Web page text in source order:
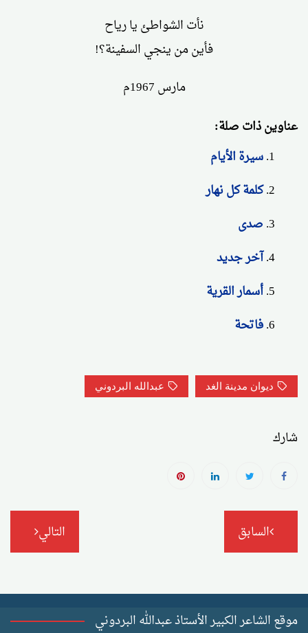
نأت الشواطئ يا رياح
فأين من ينجي السفينة؟!
مارس 1967م
عناوين ذات صلة:
سيرة الأيام
كلمة كل نهار
صدى
آخر جديد
أسمار القرية
فاتحة
ديوان مدينة الغد عبدالله البردوني
شارك
تصفّح
المقالات
السابق التالي
موقع الشاعر الكبير الأستاذ عبدالله البردوني